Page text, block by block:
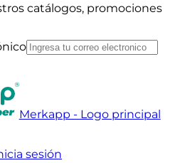
catálogos, promociones
Merkapp - Logo principal
sesión